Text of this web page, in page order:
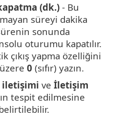
(dk.) - Bu
süreyi dakika
sonunda
oturumu kapatılır.
çıkış yapma özelliğini
0 (sıfır) yazın.
iletişimi ve İletişim
tespit edilmesine